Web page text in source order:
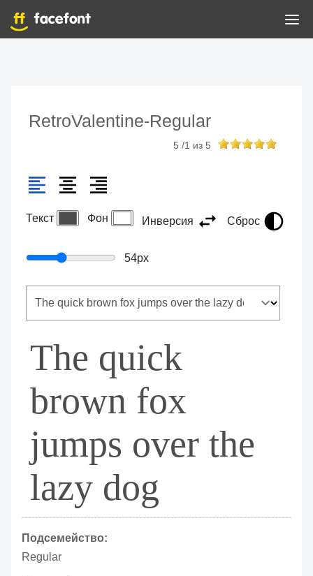
RetroValentine-Regular
5 /1 из 5
Текст Фон Инверсия Сброс
54px
The quick
brown fox
jumps over the
lazy dog
Подсемейство:
Regular